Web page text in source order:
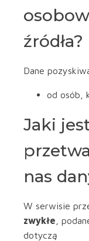
źródła?
Dane
od osób,
Jaki
nas
W serwisie
zwykłe ,
dotyczą